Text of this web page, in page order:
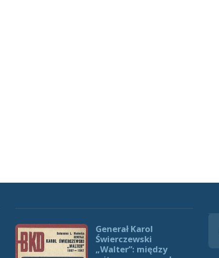
Generał Karol
Świerczewski
„Walter”: między